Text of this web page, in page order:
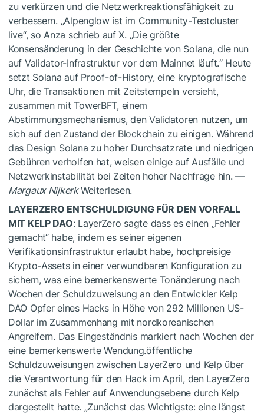
zu verkürzen und die Netzwerkreaktionsfähigkeit zu
verbessern. „Alpenglow ist im Community-Testcluster
live“, so Anza schrieb auf X. „Die größte
Konsensänderung in der Geschichte von Solana, die nun
auf Validator-Infrastruktur vor dem Mainnet läuft.“ Heute
setzt Solana auf Proof-of-History, eine kryptografische
Uhr, die Transaktionen mit Zeitstempeln versieht,
zusammen mit TowerBFT, einem
Abstimmungsmechanismus, den Validatoren nutzen, um
sich auf den Zustand der Blockchain zu einigen. Während
das Design Solana zu hoher Durchsatzrate und niedrigen
Gebühren verholfen hat, weisen einige auf Ausfälle und
Netzwerkinstabilität bei Zeiten hoher Nachfrage hin. —
Margaux NijkerkWeiterlesen.
LAYERZERO ENTSCHULDIGUNG FÜR DEN VORFALL
MIT KELP DAO: LayerZero sagte dass es einen „Fehler
gemacht“ habe, indem es seiner eigenen
Verifikationsinfrastruktur erlaubt habe, hochpreisige
Krypto-Assets in einer verwundbaren Konfiguration zu
sichern, was eine bemerkenswerte Tonänderung nach
Wochen der Schuldzuweisung an den Entwickler Kelp
DAO Opfer eines Hacks in Höhe von 292 Millionen US-
Dollar im Zusammenhang mit nordkoreanischen
Angreifern. Das Eingeständnis markiert nach Wochen der
eine bemerkenswerte Wendung.öffentliche
Schuldzuweisungen zwischen LayerZero und Kelp über
die Verantwortung für den Hack im April, den LayerZero
zunächst als Fehler auf Anwendungsebene durch Kelp
dargestellt hatte. „Zunächst das Wichtigste: eine längst